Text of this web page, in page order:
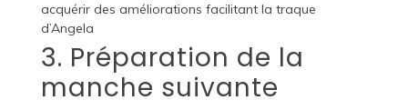
acquérir des améliorations facilitant la traque
d’Angela
3. Préparation de la
manche suivante